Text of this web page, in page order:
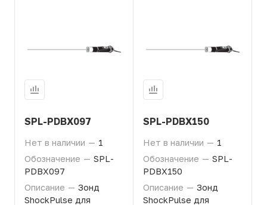
SPL-PDBX097
Нет в наличии — 1
Обозначение — SPL-
PDBX097
Описание — Зонд
ShockPulse для
SPL-PDBX150
Нет в наличии — 1
Обозначение — SPL-
PDBX150
Описание — Зонд
ShockPulse для